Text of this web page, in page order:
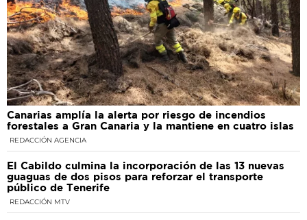
Canarias amplía la alerta por riesgo de incendios
forestales a Gran Canaria y la mantiene en cuatro islas
REDACCIÓN AGENCIA
El Cabildo culmina la incorporación de las 13 nuevas
guaguas de dos pisos para reforzar el transporte
público de Tenerife
REDACCIÓN MTV